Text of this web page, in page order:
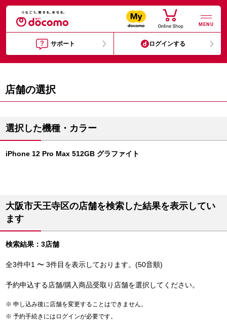
MENU
サポート ログインする
店舗の選択
選択した機種・カラー
iPhone 12 Pro Max 512GB グラファイト
大阪市天王寺区の店舗を検索した結果を表示してい
ます
検索結果：3店舗
全3件中1 〜 3件目を表示しております。(50音順)
予約申込する店舗/購入商品受取り店舗を選択してください。
申し込み後に店舗を変更することはできません。
予約手続きにはログインが必要です。